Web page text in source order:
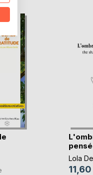
Lola
11,60